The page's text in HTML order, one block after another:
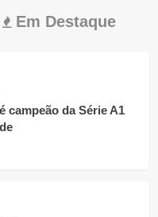
Em Destaque
campeão da Série A1